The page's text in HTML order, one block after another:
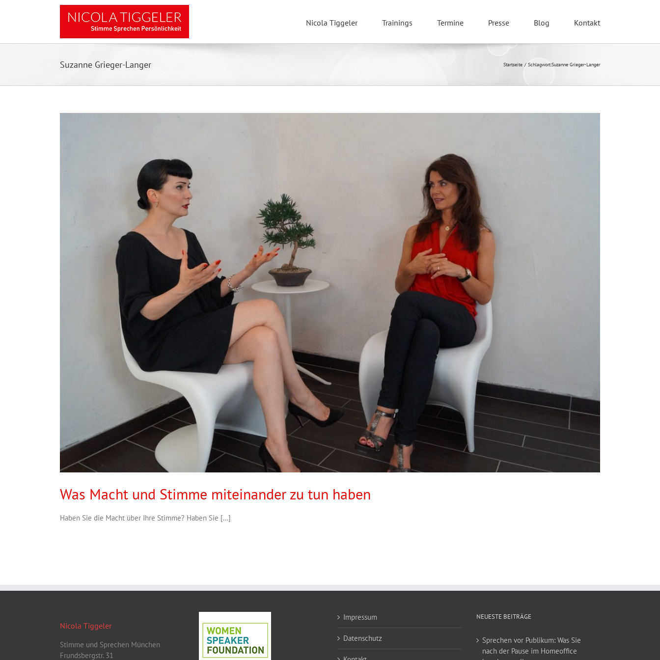
Nicola Tiggeler Trainings Termine Presse Blog Kontakt
Suzanne Grieger-Langer Startseite Schlagwort:Suzanne Grieger-Langer
Was Macht und Stimme miteinander zu tun haben
Haben Sie die Macht über Ihre Stimme? Haben Sie [...]
Nicola Tiggeler
Stimme und Sprechen München
Frundsbergstr. 31
Impressum
Datenschutz
NEUESTE BEITRÄGE
Sprechen vor Publikum: Was Sie
nach der Pause im Homeoffice